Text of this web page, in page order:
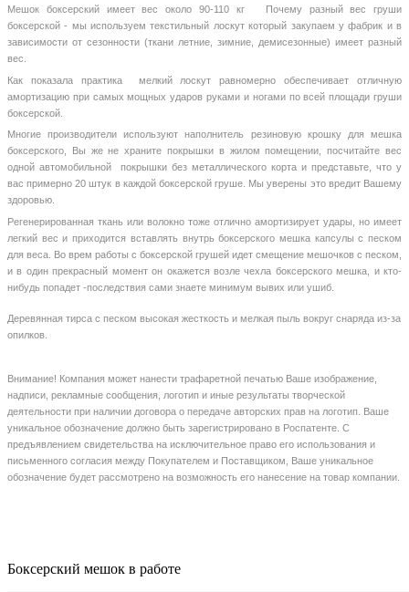
Мешок боксерский имеет вес около 90-110 кг
Почему разный вес груши
боксерской - мы используем текстильный лоскут который закупаем у фабрик и в
зависимости от сезонности (ткани летние, зимние, демисезонные) имеет разный
вес.
Как показала практика мелкий лоскут равномерно обеспечивает отличную
амортизацию при самых мощных ударов руками и ногами по всей площади груши
боксерской.
Многие производители используют наполнитель резиновую крошку для мешка
боксерского, Вы же не храните покрышки в жилом помещении, посчитайте вес
одной автомобильной покрышки без металлического корта и представьте, что у
вас примерно 20 штук в каждой боксерской груше. Мы уверены это вредит Вашему
здоровью.
Регенерированная ткань или волокно тоже отлично амортизирует удары, но имеет
легкий вес и приходится вставлять внутрь боксерского мешка капсулы с песком
для веса. Во врем работы с боксерской грушей идет смещение мешочков с песком,
и в один прекрасный момент он окажется возле чехла боксерского мешка, и кто-
нибудь попадет -последствия сами знаете минимум вывих или ушиб.
Деревянная тирса с песком высокая жесткость и мелкая пыль вокруг снаряда из-за
опилков.
Внимание! Компания может нанести трафаретной печатью Ваше изображение,
надписи, рекламные сообщения, логотип и иные результаты творческой
деятельности при наличии договора о передаче авторских прав на логотип. Ваше
уникальное обозначение должно быть зарегистрировано в Роспатенте. С
предъявлением свидетельства на исключительное право его использования и
письменного согласия между Покупателем и Поставщиком, Ваше уникальное
обозначение будет рассмотрено на возможность его нанесение на товар компании.
Боксерский мешок в работе